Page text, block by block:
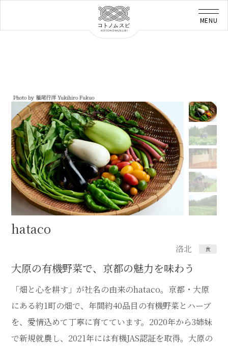
Photo by 福尾行洋 Yukihiro Fukuo
hataco
洛北 食
大原の有機野菜で、京都の魅力を味わう
「畑と心を耕す」が社名の由来のhataco。京都・大原
にある約1町の畑で、年間約40品目の有機野菜とハーブ
を、愛情込めて丁寧に育てています。2020年から3姉妹
で新規就農し、2021年には有機JAS認証を取得。大原の